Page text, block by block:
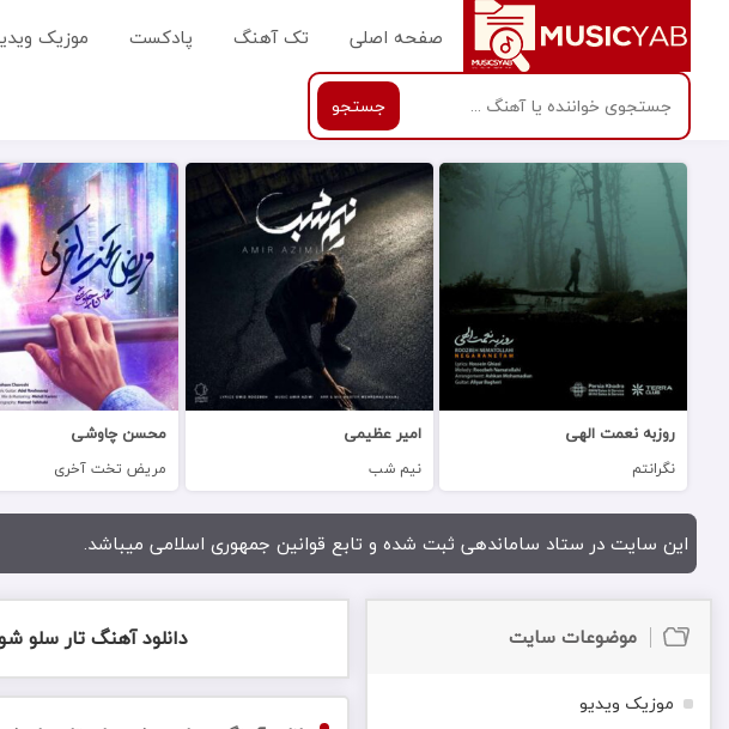
صفحه اصلی تک آهنگ پادکست موزیک
جستجو
روزبه نعمت الهی
نگرانتم
امیر عظیمی
نیم شب
محسن چاوشی
مریض تخت آخری
این سایت در ستاد ساماندهی ثبت شده و تابع قوانین جمهوری اسلامی میباشد.
دانلود آهنگ تار موضوعات سایت
موزیک ویدیو